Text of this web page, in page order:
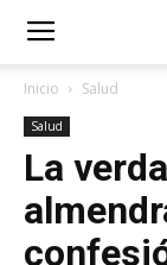
Inicio Salud
Salud
La